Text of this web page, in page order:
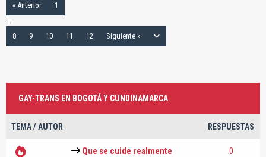
« Anterior
1
...
8
9 10 11 12 Siguiente »
GAY-TRANS EN BOGOTÁ Y CUNDINAMARCA
TEMA/AUTOR RESPUESTAS
Que se cuide realmente 0